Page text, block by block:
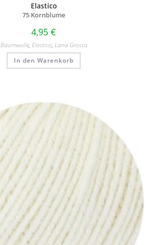
Elastico
75 Kornblume
4,95 €
Baumwolle, Elastico, Lana Grossa
In den Warenkorb